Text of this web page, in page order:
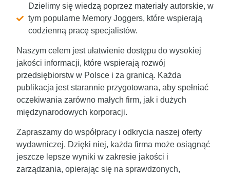
Dzielimy się wiedzą poprzez materiały autorskie, w
tym popularne Memory Joggers, które wspierają
codzienną pracę specjalistów.
Naszym celem jest ułatwienie dostępu do wysokiej
jakości informacji, które wspierają rozwój
przedsiębiorstw w Polsce i za granicą. Każda
publikacja jest starannie przygotowana, aby spełniać
oczekiwania zarówno małych firm, jak i dużych
międzynarodowych korporacji.
Zapraszamy do współpracy i odkrycia naszej oferty
wydawniczej. Dzięki niej, każda firma może osiągnąć
jeszcze lepsze wyniki w zakresie jakości i
zarządzania, opierając się na sprawdzonych,